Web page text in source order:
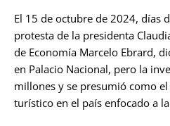
El 15 de octubre de 2024, días
protesta de la presidenta
de Economía Marcelo Ebrard,
en Palacio Nacional, pero la
millones y se presumió como
turístico en el país enfocado a